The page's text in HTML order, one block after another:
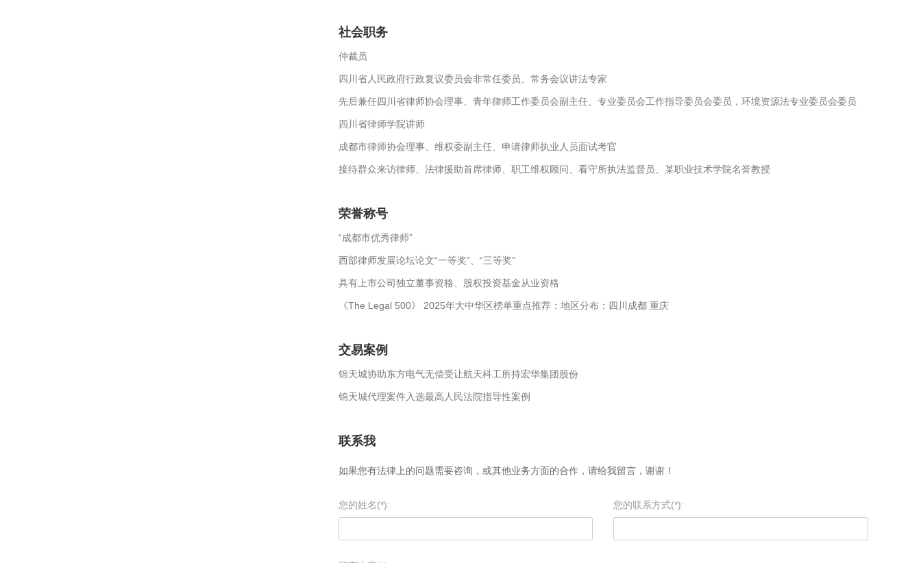
社会职务
仲裁员
四川省人民政府行政复议委员会非常任委员、常务会议讲法专家
先后兼任四川省律师协会理事、青年律师工作委员会副主任、专业委员会工作指导委员会委员，环境资源法专业委员会委员
四川省律师学院讲师
成都市律师协会理事、维权委副主任、申请律师执业人员面试考官
接待群众来访律师、法律援助首席律师、职工维权顾问、看守所执法监督员、某职业技术学院名誉教授
荣誉称号
“成都市优秀律师”
西部律师发展论坛论文“一等奖”、“三等奖”
具有上市公司独立董事资格、股权投资基金从业资格
《The Legal 500》 2025年大中华区榜单重点推荐：地区分布：四川成都 重庆
交易案例
锦天城协助东方电气无偿受让航天科工所持宏华集团股份
锦天城代理案件入选最高人民法院指导性案例
联系我
如果您有法律上的问题需要咨询，或其他业务方面的合作，请给我留言，谢谢！
您的姓名(*): 您的联系方式(*):